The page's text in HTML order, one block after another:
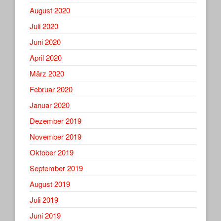
August 2020
Juli 2020
Juni 2020
April 2020
März 2020
Februar 2020
Januar 2020
Dezember 2019
November 2019
Oktober 2019
September 2019
August 2019
Juli 2019
Juni 2019